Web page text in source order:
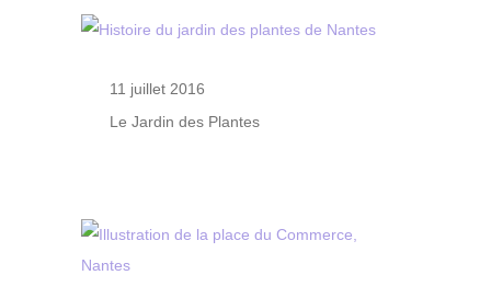
11 juillet 2016
Le Jardin des Plantes